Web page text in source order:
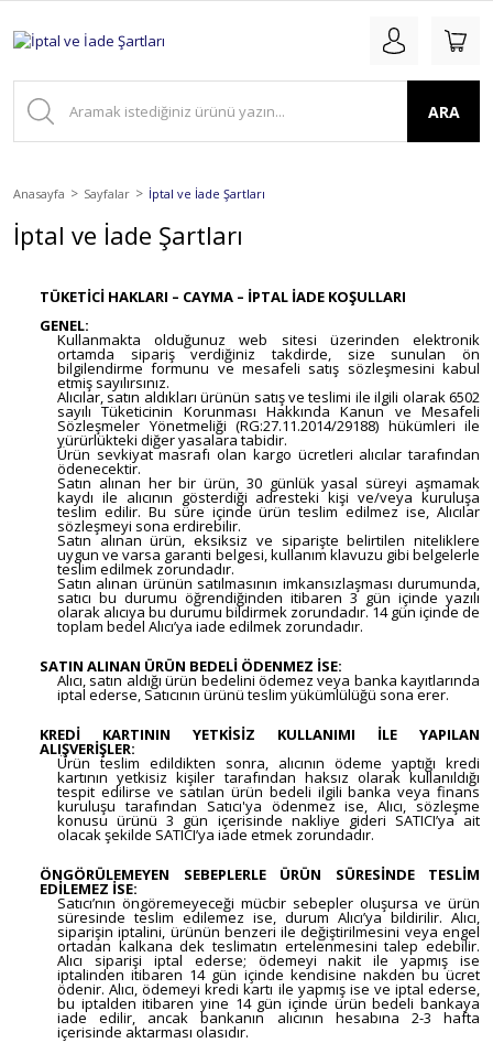
ARA
Anasayfa Sayfalar İptal ve İade Şartları
İptal ve İade Şartları
TÜKETİCİ HAKLARI – CAYMA – İPTAL İADE KOŞULLARI
GENEL:
Kullanmakta olduğunuz web sitesi üzerinden elektronik
ortamda sipariş verdiğiniz takdirde, size sunulan ön
bilgilendirme formunu ve mesafeli satış sözleşmesini kabul
etmiş sayılırsınız.
Alıcılar, satın aldıkları ürünün satış ve teslimi ile ilgili olarak 6502
sayılı Tüketicinin Korunması Hakkında Kanun ve Mesafeli
Sözleşmeler Yönetmeliği (RG:27.11.2014/29188) hükümleri ile
yürürlükteki diğer yasalara tabidir.
Ürün sevkiyat masrafı olan kargo ücretleri alıcılar tarafından
ödenecektir.
Satın alınan her bir ürün, 30 günlük yasal süreyi aşmamak
kaydı ile alıcının gösterdiği adresteki kişi ve/veya kuruluşa
teslim edilir. Bu süre içinde ürün teslim edilmez ise, Alıcılar
sözleşmeyi sona erdirebilir.
Satın alınan ürün, eksiksiz ve siparişte belirtilen niteliklere
uygun ve varsa garanti belgesi, kullanım klavuzu gibi belgelerle
teslim edilmek zorundadır.
Satın alınan ürünün satılmasının imkansızlaşması durumunda,
satıcı bu durumu öğrendiğinden itibaren 3 gün içinde yazılı
olarak alıcıya bu durumu bildirmek zorundadır. 14 gün içinde de
toplam bedel Alıcı’ya iade edilmek zorundadır.
SATIN ALINAN ÜRÜN BEDELİ ÖDENMEZ İSE:
Alıcı, satın aldığı ürün bedelini ödemez veya banka kayıtlarında
iptal ederse, Satıcının ürünü teslim yükümlülüğü sona erer.
KREDİ KARTININ YETKİSİZ KULLANIMI İLE YAPILAN
ALIŞVERİŞLER:
Ürün teslim edildikten sonra, alıcının ödeme yaptığı kredi
kartının yetkisiz kişiler tarafından haksız olarak kullanıldığı
tespit edilirse ve satılan ürün bedeli ilgili banka veya finans
kuruluşu tarafından Satıcı'ya ödenmez ise, Alıcı, sözleşme
konusu ürünü 3 gün içerisinde nakliye gideri SATICI’ya ait
olacak şekilde SATICI’ya iade etmek zorundadır.
ÖNGÖRÜLEMEYEN SEBEPLERLE ÜRÜN SÜRESİNDE TESLİM
EDİLEMEZ İSE:
Satıcı’nın öngöremeyeceği mücbir sebepler oluşursa ve ürün
süresinde teslim edilemez ise, durum Alıcı’ya bildirilir. Alıcı,
siparişin iptalini, ürünün benzeri ile değiştirilmesini veya engel
ortadan kalkana dek teslimatın ertelenmesini talep edebilir.
Alıcı siparişi iptal ederse; ödemeyi nakit ile yapmış ise
iptalinden itibaren 14 gün içinde kendisine nakden bu ücret
ödenir. Alıcı, ödemeyi kredi kartı ile yapmış ise ve iptal ederse,
bu iptalden itibaren yine 14 gün içinde ürün bedeli bankaya
iade edilir, ancak bankanın alıcının hesabına 2-3 hafta
içerisinde aktarması olasıdır.